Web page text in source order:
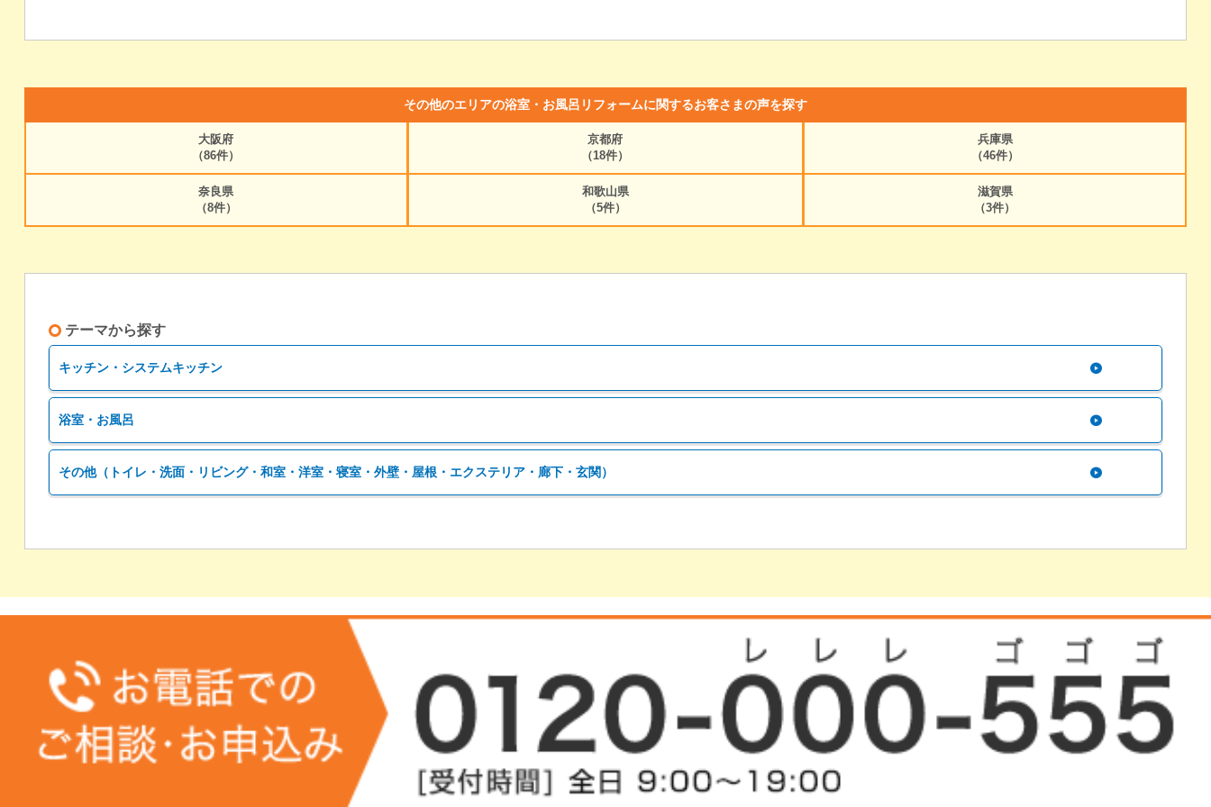
その他のエリアの浴室・お風呂リフォームに関するお客さまの声を探す
大阪府
（86件）
京都府
（18件）
兵庫県
（46件）
奈良県
（8件）
和歌山県
（5件）
滋賀県
（3件）
テーマから探す
キッチン・システムキッチン
浴室・お風呂
その他（トイレ・洗面・リビング・和室・洋室・寝室・外壁・屋根・エクステリア・廊下・玄関）